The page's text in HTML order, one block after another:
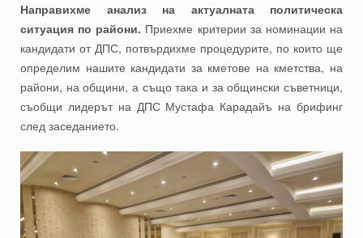
Направихме анализ на актуалната политическа
ситуация по райони. Приехме критерии за номинации на
кандидати от ДПС, потвърдихме процедурите, по които ще
определим нашите кандидати за кметове на кметства, на
райони, на общини, а също така и за общински съветници,
съобщи лидерът на ДПС Мустафа Карадайъ на брифинг
след заседанието.